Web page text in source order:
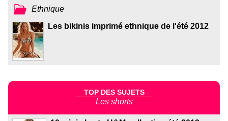
Ethnique
Les bikinis imprimé ethnique de l'été 2012
TOP DES SUJETS
Les shorts